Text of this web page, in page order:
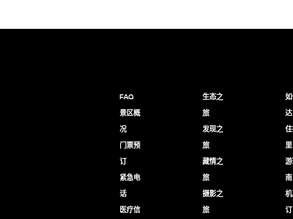
FAQ
景区概
况
门票预
订
紧急电
话
医疗信
生态之
旅
发现之
旅
藏情之
旅
摄影之
旅
达
里
南
订